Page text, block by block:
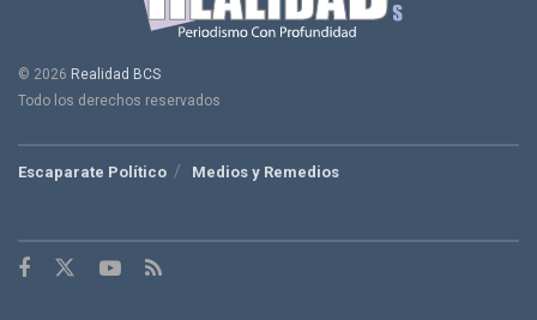
© 2026 Realidad BCS
Todo los derechos reservados
Escaparate Político Medios y Remedios